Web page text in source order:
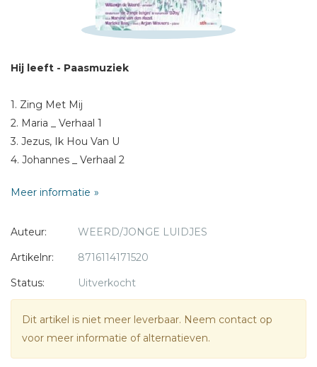
Hij leeft - Paasmuziek
1. Zing Met Mij
2. Maria _ Verhaal 1
3. Jezus, Ik Hou Van U
4. Johannes _ Verhaal 2
6. Petrus _ Verhaal 3
8. Maria Uit Magdalena _ Verhaal 4
9. We Konden Het Maar Niet Geloven
Meer informatie
Auteur:
WEERD/JONGE LUIDJES
Artikelnr:
8716114171520
Status:
Uitverkocht
Dit artikel is niet meer leverbaar. Neem contact op
voor meer informatie of alternatieven.
* = verplicht